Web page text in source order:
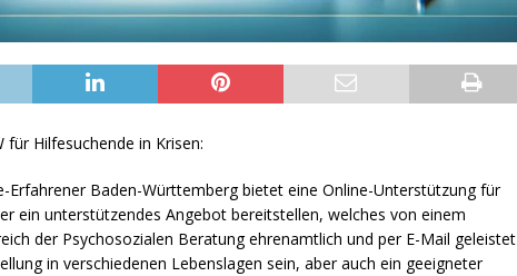
für Hilfesuchende in Krisen:
Erfahrener Baden-Württemberg bietet eine Online-Unterstützung für
ein unterstützendes Angebot bereitstellen, welches von einem
der Psychosozialen Beratung ehrenamtlich und per E-Mail geleistet
in verschiedenen Lebenslagen sein, aber auch ein geeigneter